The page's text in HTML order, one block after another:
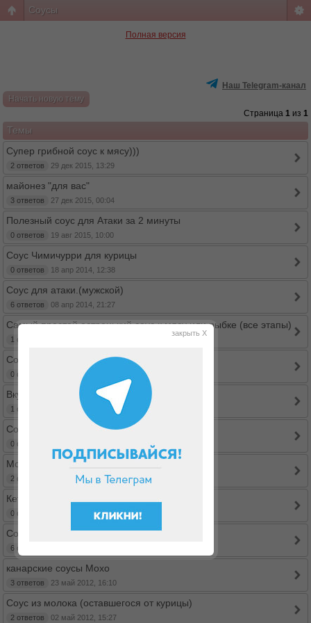
Соусы
Полная версия
Наш Telegram-канал
Начать новую тему
Страница 1 из 1
Темы
Супер грибной соус к мясу)))
2 ответов 29 дек 2015, 13:29
майонез "для вас"
3 ответов 27 дек 2015, 00:04
Полезный соус для Атаки за 2 минуты
0 ответов 19 авг 2015, 10:00
Соус Чимичурри для курицы
0 ответов 18 апр 2014, 12:38
Соус для атаки.(мужской)
6 ответов 08 апр 2014, 21:27
Самый простой остренький соус к мясу или рыбке (все этапы)
1 ответов
Соус без заморочек
0 ответов 27 июн 2013, 09:31
Вкусная сметанка за 1 час!
1 ответов 27 мар 2013, 21:09
Соус ко всему (можно салатики заправлять)
0 ответов
Мой любимый соус ко всему=)
2 ответов 26 фев 2013, 14:51
Кетчуп
0 ответов 17 июл 2012, 22:33
Соус к мясу
6 ответов
канарские соусы Мохо
3 ответов 23 май 2012, 16:10
Соус из молока (оставшегося от курицы)
2 ответов 02 май 2012, 15:27
закрыть X